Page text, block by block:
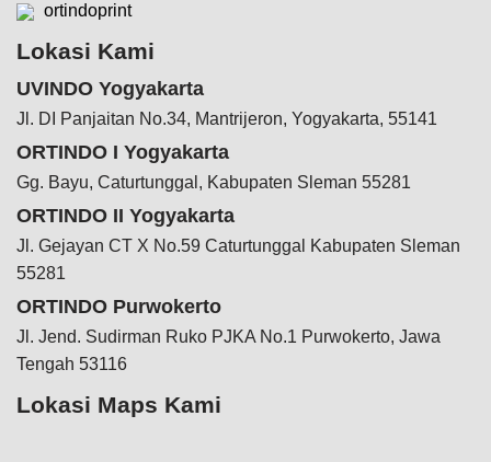
ortindoprint
Lokasi Kami
UVINDO Yogyakarta
Jl. DI Panjaitan No.34, Mantrijeron, Yogyakarta, 55141
ORTINDO I Yogyakarta
Gg. Bayu, Caturtunggal, Kabupaten Sleman 55281
ORTINDO II Yogyakarta
Jl. Gejayan CT X No.59 Caturtunggal Kabupaten Sleman
55281
ORTINDO Purwokerto
Jl. Jend. Sudirman Ruko PJKA No.1 Purwokerto, Jawa
Tengah 53116
Lokasi Maps Kami